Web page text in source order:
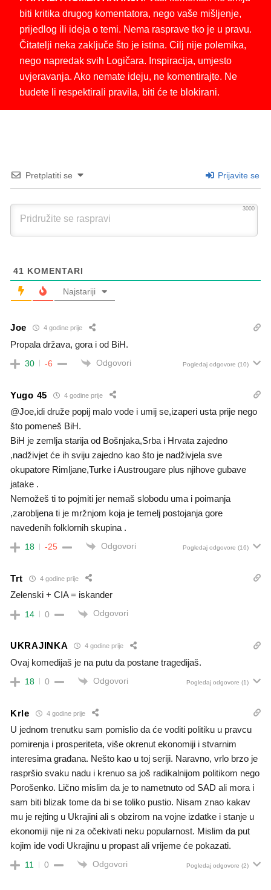
biti kritika drugog komentatora, nego vaše mišljenje,
prijedlog ili ideja o temi. Nema rasprave tko je u pravu.
Čitatelji neka zaključe što je istina. Cilj nije polemika,
nego napredak svih Logičara. Inspiracija, umjesto
uvjeravanja. Ako nemate ideju, ne komentirajte. Ne
budete li respektirali pravila, biti će te blokirani.
Pretplatiti se Prijavite se
3000
41 KOMENTARI
Najstariji
Joe 4 godine prije
Propala država, gora i od BiH.
30 -6 Odgovori Pogledaj odgovore (10)
Yugo 45 4 godine prije
@Joe,idi druže popij malo vode i umij se,izaperi usta prije nego
što pomeneš BiH.
BiH je zemlja starija od Bošnjaka,Srba i Hrvata zajedno
,nadživjet će ih sviju zajedno kao što je nadživjela sve
okupatore Rimljane,Turke i Austrougare plus njihove gubave
jatake .
Nemožeš ti to pojmiti jer nemaš slobodu uma i poimanja
,zarobljena ti je mržnjom koja je temelj postojanja gore
navedenih folklornih skupina .
18 -25 Odgovori Pogledaj odgovore (16)
Trt 4 godine prije
Zelenski + CIA = iskander
14 0 Odgovori
UKRAJINKA 4 godine prije
Ovaj komedijaš je na putu da postane tragedijaš.
18 0 Odgovori Pogledaj odgovore (1)
Krle 4 godine prije
U jednom trenutku sam pomislio da će voditi politiku u pravcu
pomirenja i prosperiteta, više okrenut ekonomiji i stvarnim
interesima građana. Nešto kao u toj seriji. Naravno, vrlo brzo je
raspršio svaku nadu i krenuo sa još radikalnijom politikom nego
Porošenko. Lično mislim da je to nametnuto od SAD ali mora i
sam biti blizak tome da bi se toliko pustio. Nisam znao kakav
mu je rejting u Ukrajini ali s obzirom na vojne izdatke i stanje u
ekonomiji nije ni za očekivati neku popularnost. Mislim da put
kojim ide vodi Ukrajinu u propast ali vrijeme će pokazati.
11 0 Odgovori Pogledaj odgovore (2)